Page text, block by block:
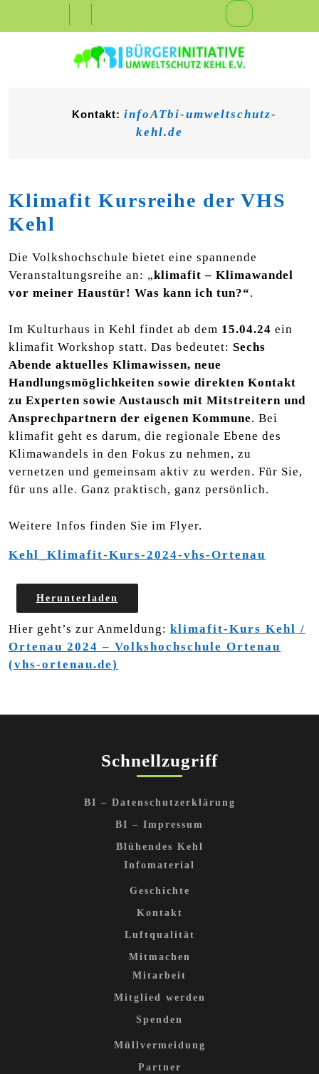
Button
Kontakt: infoATbi-umweltschutz-
kehl.de
Klimafit Kursreihe der VHS
Kehl
Die Volkshochschule bietet eine spannende
Veranstaltungsreihe an: „klimafit – Klimawandel
vor meiner Haustür! Was kann ich tun?“.
Im Kulturhaus in Kehl findet ab dem 15.04.24 ein
klimafit Workshop statt. Das bedeutet: Sechs
Abende aktuelles Klimawissen, neue
Handlungsmöglichkeiten sowie direkten Kontakt
zu Experten sowie Austausch mit Mitstreitern und
Ansprechpartnern der eigenen Kommune. Bei
klimafit geht es darum, die regionale Ebene des
Klimawandels in den Fokus zu nehmen, zu
vernetzen und gemeinsam aktiv zu werden. Für Sie,
für uns alle. Ganz praktisch, ganz persönlich.
Weitere Infos finden Sie im Flyer.
Kehl_Klimafit-Kurs-2024-vhs-Ortenau
Herunterladen
Hier geht’s zur Anmeldung: klimafit-Kurs Kehl /
Ortenau 2024 – Volkshochschule Ortenau
(vhs-ortenau.de)
Schnellzugriff
BI – Datenschutzerklärung
BI – Impressum
Blühendes Kehl
Infomaterial
Geschichte
Kontakt
Luftqualität
Mitmachen
Mitarbeit
Mitglied werden
Spenden
Müllvermeidung
Partner